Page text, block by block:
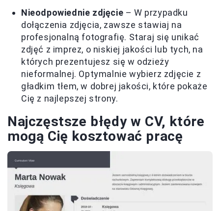
Nieodpowiednie zdjęcie – W przypadku
dołączenia zdjęcia, zawsze stawiaj na
profesjonalną fotografię. Staraj się unikać
zdjęć z imprez, o niskiej jakości lub tych, na
których prezentujesz się w odzieży
nieformalnej. Optymalnie wybierz zdjęcie z
gładkim tłem, w dobrej jakości, które pokaże
Cię z najlepszej strony.
Najczęstsze błędy w CV, które
mogą Cię kosztować pracę